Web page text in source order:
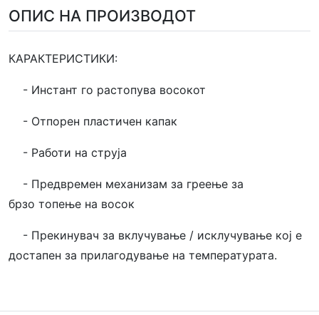
ОПИС НА ПРОИЗВОДОТ
КАРАКТЕРИСТИКИ:
- Инстант го растопува восокот
- Отпорен пластичен капак
- Работи на струја
- Предвремен механизам за греење за
брзо топење на восок
- Прекинувач за вклучување / исклучување кој е
достапен за прилагодување на температурата.